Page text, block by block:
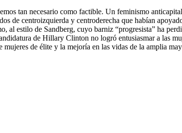
tan necesario como factible. Un feminismo
de centroizquierda y centroderecha que habían
al estilo de Sandberg, cuyo barniz “progresista” ha
de Hillary Clinton no logró entusiasmar a las
mujeres de élite y la mejoría en las vidas de la amplia